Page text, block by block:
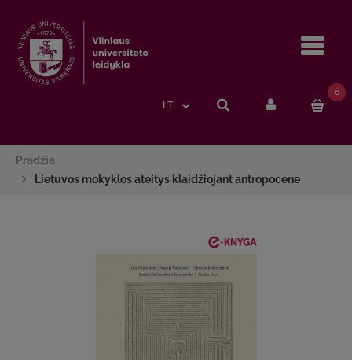
LT
0
Pradžia
Lietuvos mokyklos ateitys klaidžiojant antropocene